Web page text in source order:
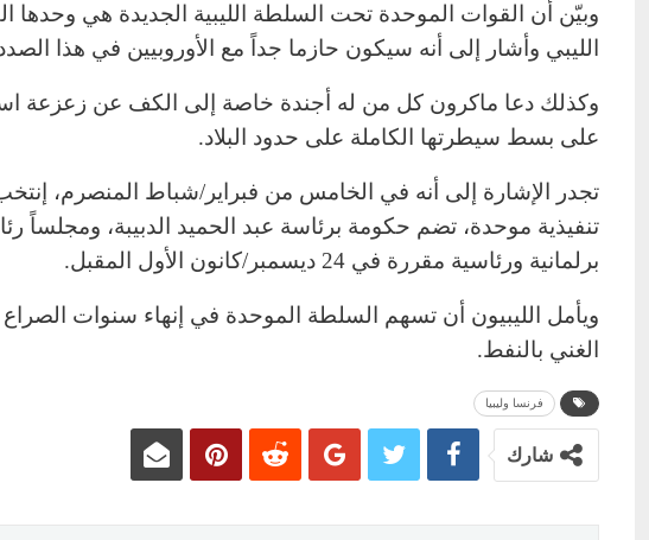
وبيّن أن القوات الموحدة تحت السلطة الليبية الجديدة هي
الليبي وأشار إلى أنه سيكون حازما جداً مع الأوروبيين في هذا
وكذلك دعا ماكرون كل من له أجندة خاصة إلى الكف عن زعزعة
على بسط سيطرتها الكاملة على حدود البلاد.
تجدر الإشارة إلى أنه في الخامس من فبراير/شباط المنصرم،
تنفيذية موحدة، تضم حكومة برئاسة عبد الحميد الدبيبة، ومجلساً
برلمانية ورئاسية مقررة في 24 ديسمبر/كانون الأول المقبل.
ويأمل الليبيون أن تسهم السلطة الموحدة في إنهاء سنوات
الغني بالنفط.
فرنسا وليبيا
شارك